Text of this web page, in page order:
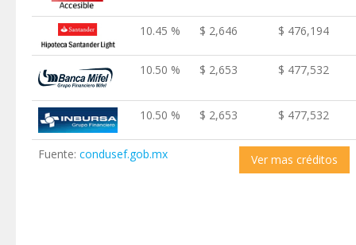
10.45 % $ 2,646 $ 476,194
10.50 % $ 2,653 $ 477,532
10.50 % $ 2,653 $ 477,532
Fuente: condusef.gob.mx Ver mas créditos